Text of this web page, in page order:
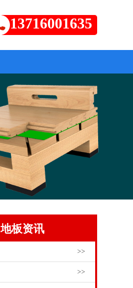
13716001635
地板资讯
>>
>>